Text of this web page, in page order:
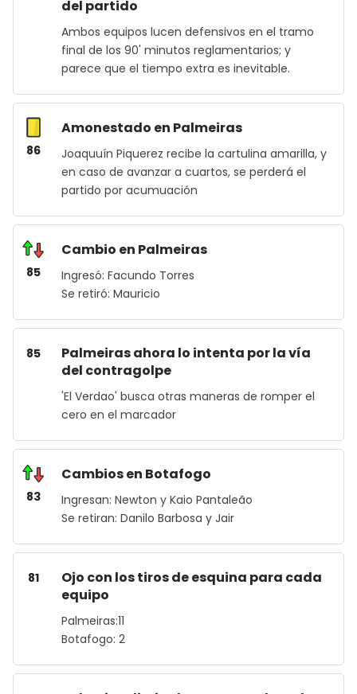
del partido
Ambos equipos lucen defensivos en el tramo
final de los 90' minutos reglamentarios; y
parece que el tiempo extra es inevitable.
86
Amonestado en Palmeiras
Joaquuín Piquerez recibe la cartulina amarilla, y
en caso de avanzar a cuartos, se perderá el
partido por acumuación
85
Cambio en Palmeiras
Ingresó: Facundo Torres
Se retiró: Mauricio
85
Palmeiras ahora lo intenta por la vía
del contragolpe
'El Verdao' busca otras maneras de romper el
cero en el marcador
83
Cambios en Botafogo
Ingresan: Newton y Kaio Pantaleão
Se retiran: Danilo Barbosa y Jair
81
Ojo con los tiros de esquina para cada
equipo
Palmeiras:11
Botafogo: 2